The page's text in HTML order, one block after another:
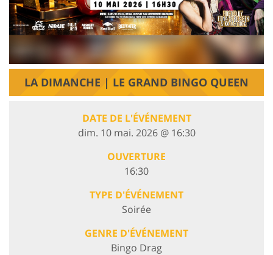
LA DIMANCHE | LE GRAND BINGO QUEEN
DATE DE L'ÉVÉNEMENT
dim. 10 mai. 2026 @ 16:30
OUVERTURE
16:30
TYPE D'ÉVÉNEMENT
Soirée
GENRE D'ÉVÉNEMENT
Bingo Drag